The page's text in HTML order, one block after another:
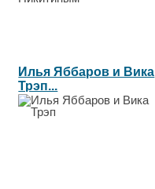
Илья Яббаров и Вика
Трэп...